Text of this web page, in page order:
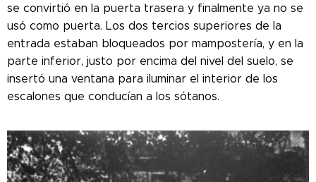
se convirtió en la puerta trasera y finalmente ya no se
usó como puerta. Los dos tercios superiores de la
entrada estaban bloqueados por mampostería, y en la
parte inferior, justo por encima del nivel del suelo, se
insertó una ventana para iluminar el interior de los
escalones que conducían a los sótanos.